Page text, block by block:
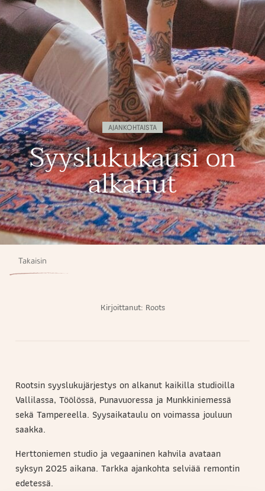
AJANKOHTAISTA
Syyslukukausi on
alkanut
Takaisin
Kirjoittanut: Roots
Rootsin syyslukujärjestys on alkanut kaikilla studioilla
Vallilassa, Töölössä, Punavuoressa ja Munkkiniemessä
sekä Tampereella. Syysaikataulu on voimassa jouluun
saakka.
Herttoniemen studio ja vegaaninen kahvila avataan
syksyn 2025 aikana. Tarkka ajankohta selviää remontin
edetessä.